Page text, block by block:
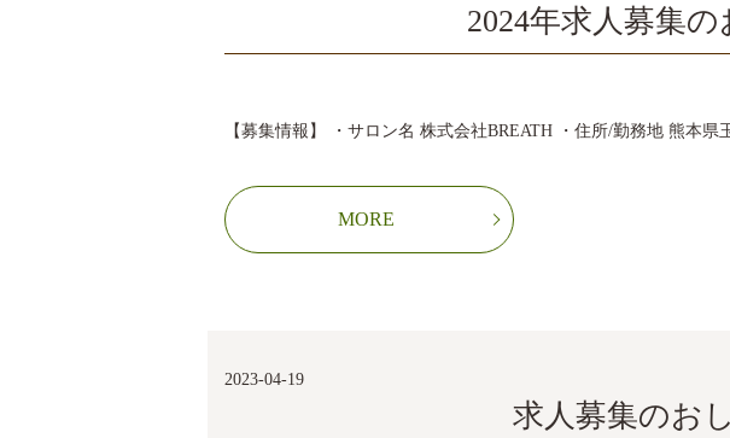
2024年求人募集
【募集情報】 ・サロン名 株式会社BREATH ・住所/勤務地 熊本
MORE
2023-04-19
求人募集のお